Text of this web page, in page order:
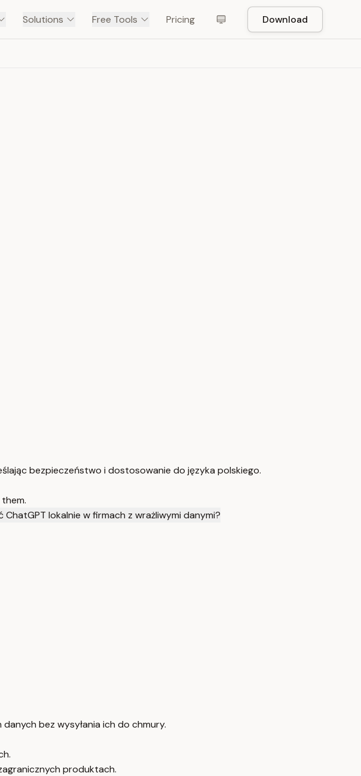
Solutions Free Tools Pricing Download
bezpieczeństwo i dostosowanie do języka polskiego.
ChatGPT lokalnie w firmach z wrażliwymi danymi?
bez wysyłania ich do chmury.
produktach.